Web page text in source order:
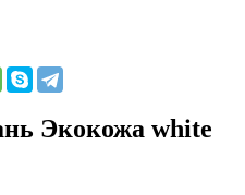
Экокожа white